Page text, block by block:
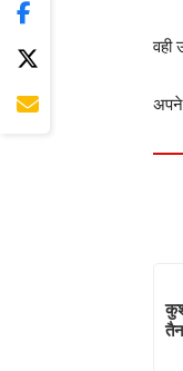
वही
अपने